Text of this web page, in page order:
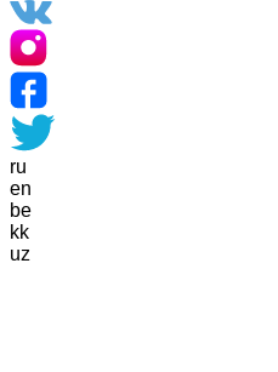
ru
en
be
kk
uz